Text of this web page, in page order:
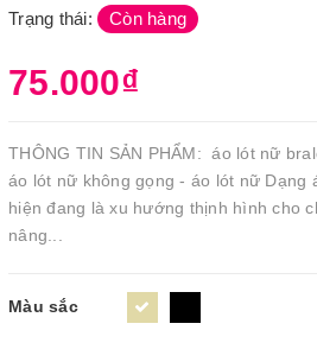
Trạng thái: Còn hàng
75.000₫
THÔNG TIN SẢN PHẨM: áo lót nữ
áo lót nữ không gọng - áo lót nữ Dạng
hiện đang là xu hướng thịnh hình cho
nâng...
Màu sắc